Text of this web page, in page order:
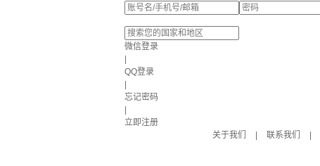
微信登录
QQ登录
忘记密码
立即注册
关于我们
联系我们